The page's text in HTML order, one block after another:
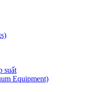
suất
Equipment)